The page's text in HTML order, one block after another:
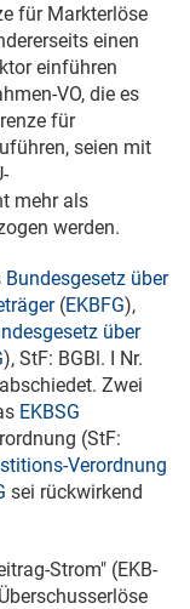
für Markterlöse
einen
einführen
VO, die es
für
seien mit
mehr als
werden.
Bundesgesetz über
(EKBFG),
über
), StF: BGBl. I Nr.
Zwei
EKBSG
(StF:
Verordnung
sei rückwirkend
Strom" (EKB-